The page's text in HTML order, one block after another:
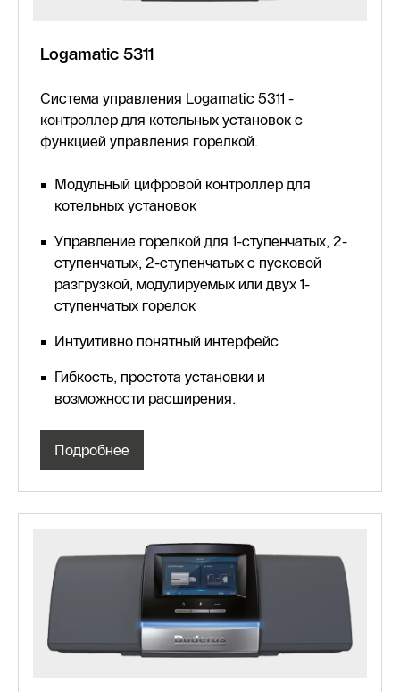
Logamatic 5311
Система управления Logamatic 5311 -
контроллер для котельных установок с
функцией управления горелкой.
Модульный цифровой контроллер для
котельных установок
Управление горелкой для 1-ступенчатых, 2-
ступенчатых, 2-ступенчатых с пусковой
разгрузкой, модулируемых или двух 1-
ступенчатых горелок
Интуитивно понятный интерфейс
Гибкость, простота установки и
возможности расширения.
Подробнее